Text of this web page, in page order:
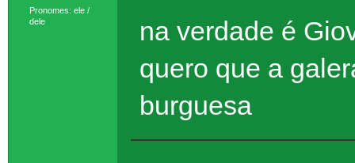
Pronomes: ele /
dele
na verdade é
quero que a
burguesa